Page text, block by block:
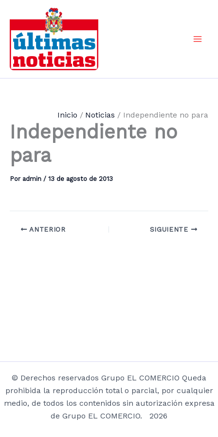
contenido
Inicio Noticias Independiente no para
Independiente no
para
Por admin / 13 de agosto de 2013
ANTERIOR SIGUIENTE
© Derechos reservados Grupo EL COMERCIO Queda
prohibida la reproducción total o parcial, por cualquier
medio, de todos los contenidos sin autorización expresa
de Grupo EL COMERCIO. 2026